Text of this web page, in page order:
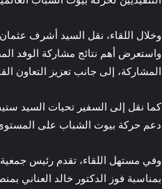
وخلال اللقاء، نقل السيد أشرف
واستعرض أهم نتائج مشاركة الوفد
المشاركة، إلى جانب تعزيز التعاون
كما نقل إلى السفير تحيات السيد
دعم حركة بيوت الشباب على
وفي مستهل اللقاء، تقدم رئيس
بمناسبة فوز الدكتور خالد العناني